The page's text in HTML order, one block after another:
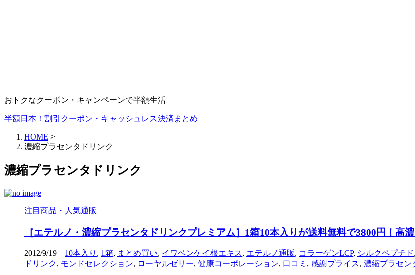
おトクなクーポン・キャンペーンで半額生活
半額日本！割引クーポン・キャッシュレス決済まとめ
HOME >
濃縮プラセンタドリンク
濃縮プラセンタドリンク
注目商品・人気通販
［エテルノ・濃縮プラセンタドリンクプレミアム］1箱10本入りが送料無料で3800円！高
2012/9/19 10本入り , 1箱, まとめ買い, イワベンケイ根エキス, エテルノ通販, コラーゲンLCP, シルクペプチド,
ドリンク, モンドセレクション, ローヤルゼリー, 健康コーポレーション, 口コミ , 感謝プライス, 濃縮プラセン